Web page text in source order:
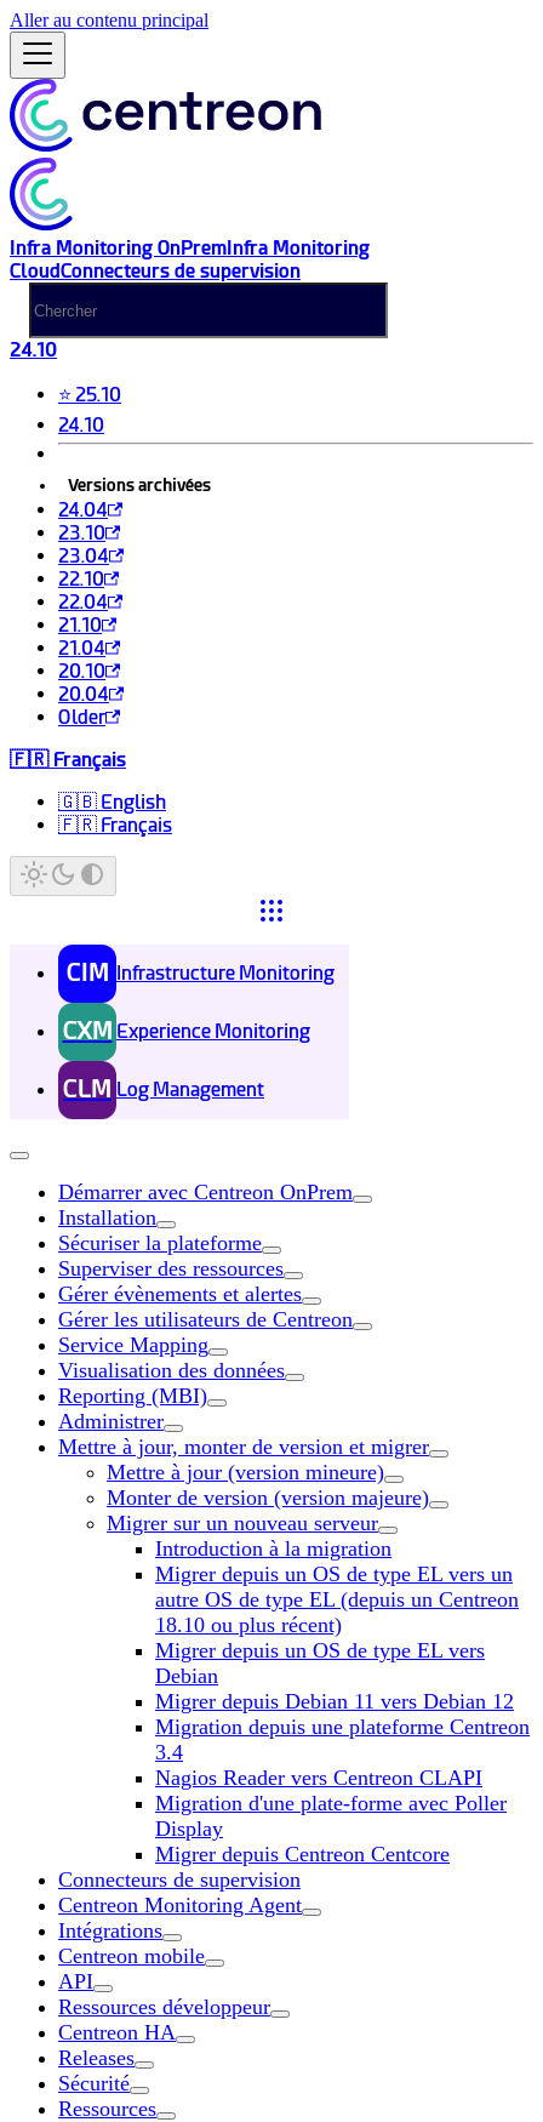
Aller au contenu principal
Infra Monitoring OnPremInfra Monitoring
CloudConnecteurs de supervision
24.10
⭐ 25.10
24.10
Versions archivées
24.04
23.10
23.04
22.10
22.04
21.10
21.04
20.10
20.04
Older
🇫🇷 Français
🇬🇧 English
🇫🇷 Français
CIM Infrastructure Monitoring
CXM Experience Monitoring
CLM Log Management
Démarrer avec Centreon OnPrem
Installation
Sécuriser la plateforme
Superviser des ressources
Gérer évènements et alertes
Gérer les utilisateurs de Centreon
Service Mapping
Visualisation des données
Reporting (MBI)
Administrer
Mettre à jour, monter de version et migrer
Mettre à jour (version mineure)
Monter de version (version majeure)
Migrer sur un nouveau serveur
Introduction à la migration
Migrer depuis un OS de type EL vers un
autre OS de type EL (depuis un Centreon
18.10 ou plus récent)
Migrer depuis un OS de type EL vers
Debian
Migrer depuis Debian 11 vers Debian 12
Migration depuis une plateforme Centreon
3.4
Nagios Reader vers Centreon CLAPI
Migration d'une plate-forme avec Poller
Display
Migrer depuis Centreon Centcore
Connecteurs de supervision
Centreon Monitoring Agent
Intégrations
Centreon mobile
API
Ressources développeur
Centreon HA
Releases
Sécurité
Ressources